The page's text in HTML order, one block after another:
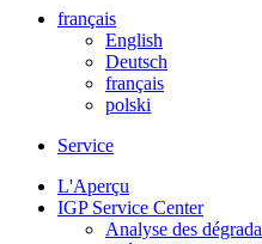
français
English
Deutsch
français
polski
Service
L'Aperçu
IGP Service Center
Analyse des